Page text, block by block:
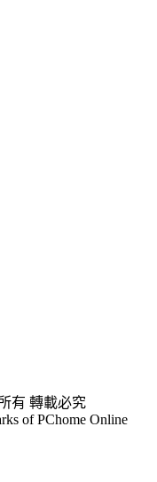
有 轉載必究
of PChome Online